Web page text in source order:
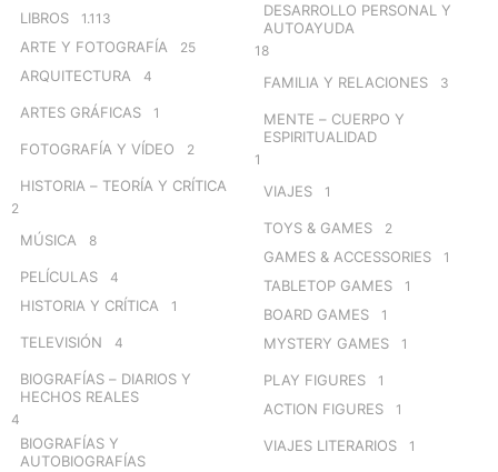
LIBROS 1.113
ARTE Y FOTOGRAFÍA 25
ARQUITECTURA 4
ARTES GRÁFICAS 1
FOTOGRAFÍA Y VÍDEO 2
HISTORIA – TEORÍA Y CRÍTICA
2
MÚSICA 8
PELÍCULAS 4
HISTORIA Y CRÍTICA 1
TELEVISIÓN 4
BIOGRAFÍAS – DIARIOS Y
HECHOS REALES
4
BIOGRAFÍAS Y
AUTOBIOGRAFÍAS
DESARROLLO PERSONAL Y
AUTOAYUDA
18
FAMILIA Y RELACIONES 3
MENTE – CUERPO Y
ESPIRITUALIDAD
1
VIAJES 1
TOYS & GAMES 2
GAMES & ACCESSORIES 1
TABLETOP GAMES 1
BOARD GAMES 1
MYSTERY GAMES 1
PLAY FIGURES 1
ACTION FIGURES 1
VIAJES LITERARIOS 1